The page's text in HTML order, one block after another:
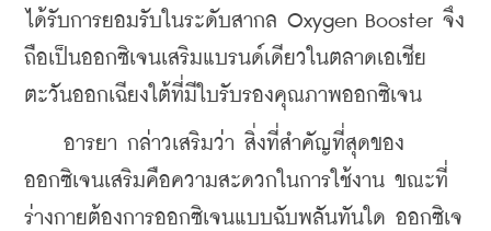
ได้รับการยอมรับในระดับสากล Oxygen Booster จึง
ถือเป็นออกซิเจนเสริมแบรนด์เดียวในตลาดเอเชีย
ตะวันออกเฉียงใต้ที่มีใบรับรองคุณภาพออกซิเจน
อารยา กล่าวเสริมว่า สิ่งที่สำคัญที่สุดของ
ออกซิเจนเสริมคือความสะดวกในการใช้งาน ขณะที่
ร่างกายต้องการออกซิเจนแบบฉับพลันทันใด ออกซิเจ